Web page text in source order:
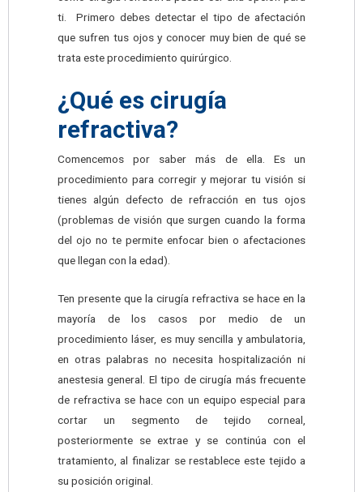
ti. Primero debes detectar el tipo de afectación
que sufren tus ojos y conocer muy bien de qué se
trata este procedimiento quirúrgico.
¿Qué es cirugía
refractiva?
Comencemos por saber más de ella. Es un
procedimiento para corregir y mejorar tu visión si
tienes algún defecto de refracción en tus ojos
(problemas de visión que surgen cuando la forma
del ojo no te permite enfocar bien o afectaciones
que llegan con la edad).
Ten presente que la cirugía refractiva se hace en la
mayoría de los casos por medio de un
procedimiento láser, es muy sencilla y ambulatoria,
en otras palabras no necesita hospitalización ni
anestesia general. El tipo de cirugía más frecuente
de refractiva se hace con un equipo especial para
cortar un segmento de tejido corneal,
posteriormente se extrae y se continúa con el
tratamiento, al finalizar se restablece este tejido a
su posición original.